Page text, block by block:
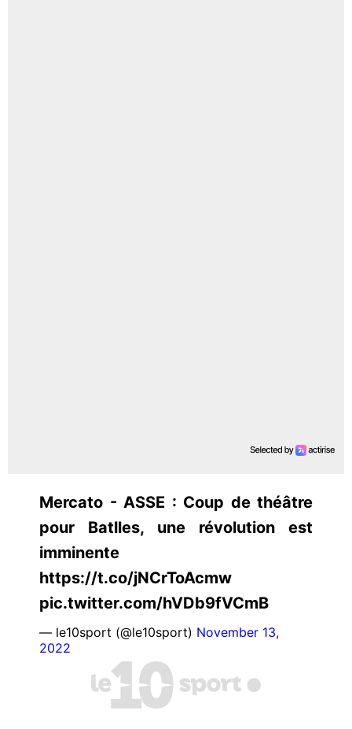
Mercato - ASSE : Coup de théâtre
pour Batlles, une révolution est
imminente
https://t.co/jNCrToAcmw
pic.twitter.com/hVDb9fVCmB
— le10sport (@le10sport) November 13,
2022